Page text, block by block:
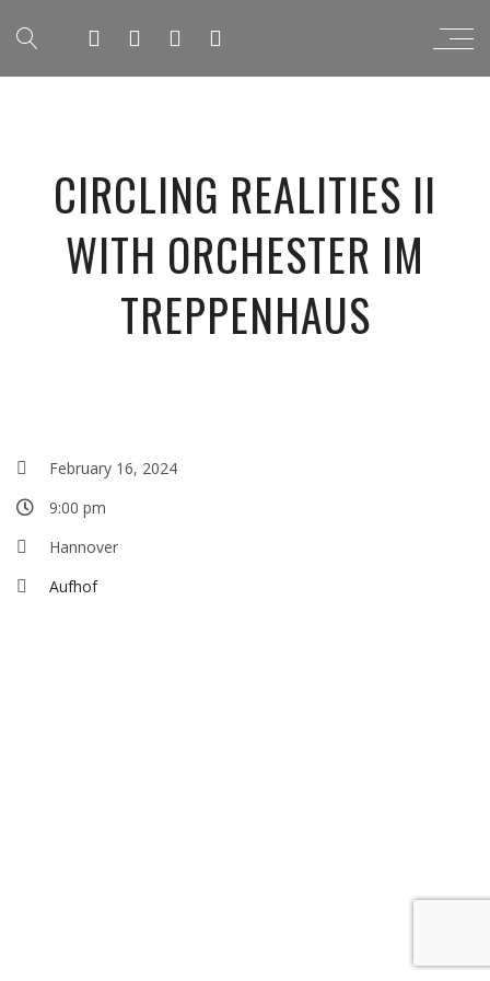
CIRCLING REALITIES II
WITH ORCHESTER IM
TREPPENHAUS
February 16, 2024
9:00 pm
Hannover
Aufhof